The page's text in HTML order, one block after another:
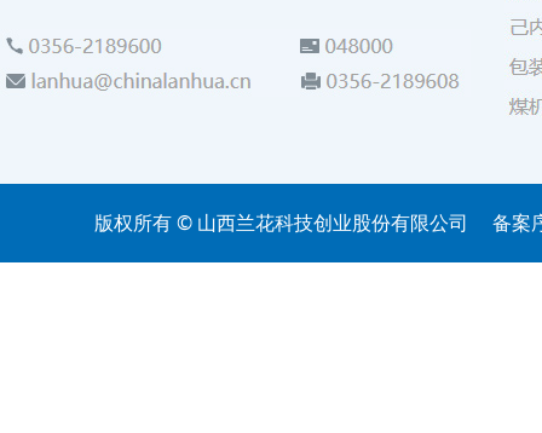
版权所有 © 山西兰花科技创业股份有限公司 备案